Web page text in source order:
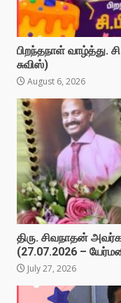
பிறந்தநாள் வாழ்த்து.
சுவிஸ்)
August 6, 2026
திரு. சிவநாதன்
(27.07.2026 –
July 27, 2026